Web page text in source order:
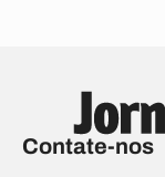
Contate-nos